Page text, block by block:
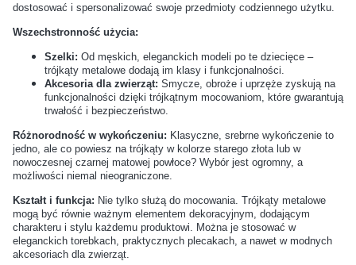
najbardziej odporne na
rdzę i ścieranie?
rękodzieła z metalu można
Jak rozpoznać wysokiej
jakości karabińczyk?
Czy można używać okuć
metalowych do produktów
Jak zabezpieczyć
końcówki taśmy po cięciu?
Jakie są najpopularniejsze
handmade?
Czy do zamocowania napy
wystarczy młotek?
Jakie rodzaje nitów są
dostosować i spersonalizować swoje przedmioty codziennego użytku.
Wszechstronność użycia:
Szelki: Od męskich, eleganckich modeli po te dziecięce –
trójkąty metalowe dodają im klasy i funkcjonalności.
Akcesoria dla zwierząt: Smycze, obroże i uprzęże zyskują na
funkcjonalności dzięki trójkątnym mocowaniom, które gwarantują
trwałość i bezpieczeństwo.
Różnorodność w wykończeniu: Klasyczne, srebrne wykończenie to
jedno, ale co powiesz na trójkąty w kolorze starego złota lub w
nowoczesnej czarnej matowej powłoce? Wybór jest ogromny, a
możliwości niemal nieograniczone.
Kształt i funkcja: Nie tylko służą do mocowania. Trójkąty metalowe
mogą być równie ważnym elementem dekoracyjnym, dodającym
charakteru i stylu każdemu produktowi. Można je stosować w
eleganckich torebkach, praktycznych plecakach, a nawet w modnych
akcesoriach dla zwierząt.